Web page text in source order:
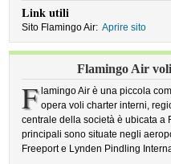
Link utili
Sito Flamingo Air: Aprire sito
Flamingo Air
F lamingo Air è una piccola
opera voli charter interni,
centrale della società è ubicata a
principali sono situate negli
Freeport e Lynden Pindling